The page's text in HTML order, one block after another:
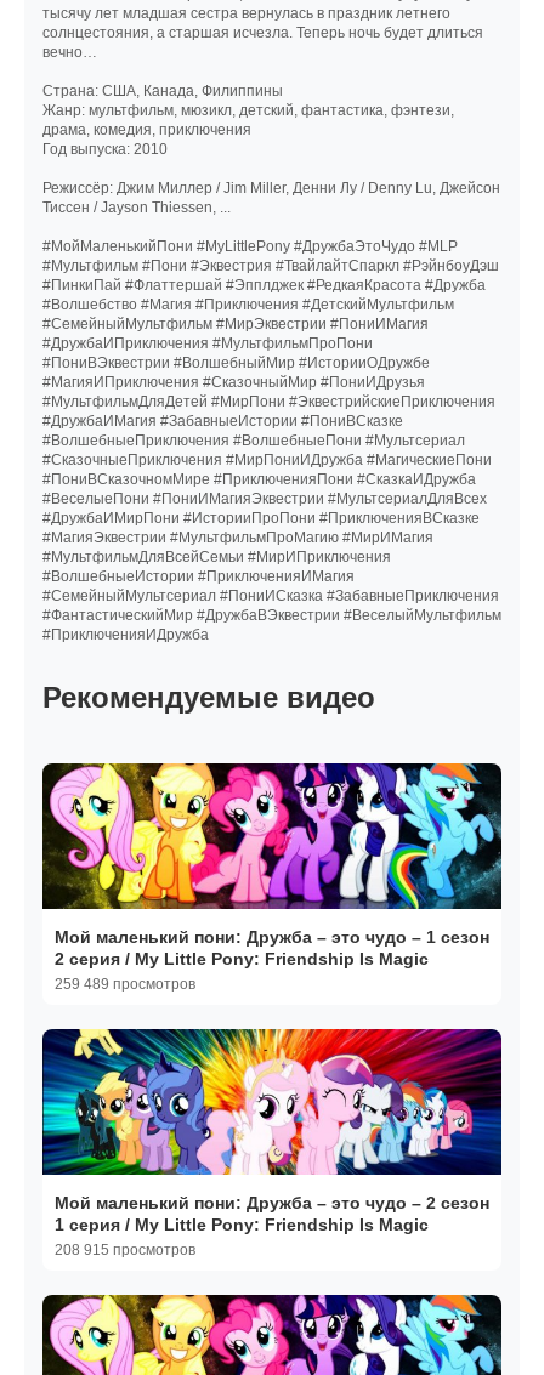
тысячу лет младшая сестра вернулась в праздник летнего
солнцестояния, а старшая исчезла. Теперь ночь будет длиться
вечно…
Страна: США, Канада, Филиппины
Жанр: мультфильм, мюзикл, детский, фантастика, фэнтези,
драма, комедия, приключения
Год выпуска: 2010
Режиссёр: Джим Миллер / Jim Miller, Денни Лу / Denny Lu, Джейсон
Тиссен / Jayson Thiessen, ...
#МойМаленькийПони #MyLittlePony #ДружбаЭтоЧудо #MLP
#Мультфильм #Пони #Эквестрия #ТвайлайтСпаркл #РэйнбоуДэш
#ПинкиПай #Флаттершай #Эпплджек #РедкаяКрасота #Дружба
#Волшебство #Магия #Приключения #ДетскийМультфильм
#СемейныйМультфильм #МирЭквестрии #ПониИМагия
#ДружбаИПриключения #МультфильмПроПони
#ПониВЭквестрии #ВолшебныйМир #ИсторииОДружбе
#МагияИПриключения #СказочныйМир #ПониИДрузья
#МультфильмДляДетей #МирПони #ЭквестрийскиеПриключения
#ДружбаИМагия #ЗабавныеИстории #ПониВСказке
#ВолшебныеПриключения #ВолшебныеПони #Мультсериал
#СказочныеПриключения #МирПониИДружба #МагическиеПони
#ПониВСказочномМире #ПриключенияПони #СказкаИДружба
#ВеселыеПони #ПониИМагияЭквестрии #МультсериалДляВсех
#ДружбаИМирПони #ИсторииПроПони #ПриключенияВСказке
#МагияЭквестрии #МультфильмПроМагию #МирИМагия
#МультфильмДляВсейСемьи #МирИПриключения
#ВолшебныеИстории #ПриключенияИМагия
#СемейныйМультсериал #ПониИСказка #ЗабавныеПриключения
#ФантастическийМир #ДружбаВЭквестрии #ВеселыйМультфильм
#ПриключенияИДружба
Рекомендуемые видео
Мой маленький пони: Дружба – это чудо – 1 сезон
2 серия / My Little Pony: Friendship Is Magic
259 489 просмотров
Мой маленький пони: Дружба – это чудо – 2 сезон
1 серия / My Little Pony: Friendship Is Magic
208 915 просмотров